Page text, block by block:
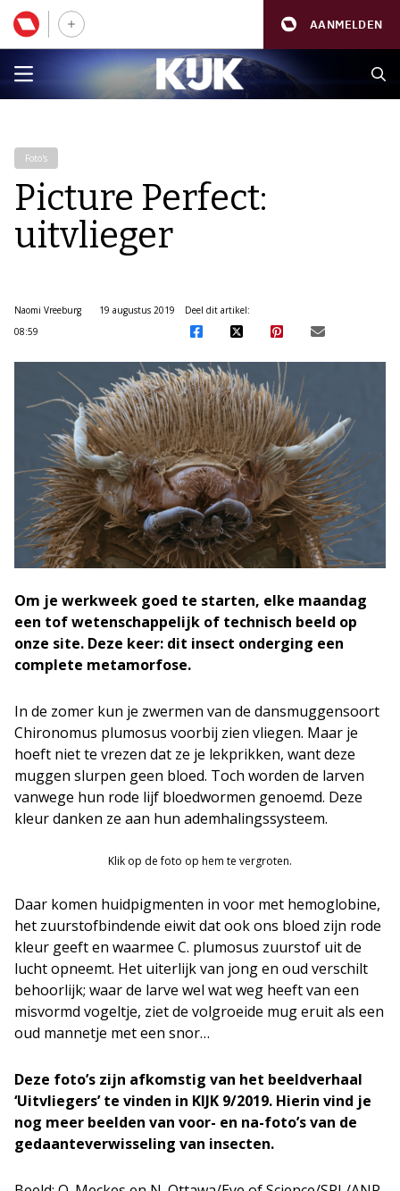
AANMELDEN
Foto's
Picture Perfect:
uitvlieger
Naomi Vreeburg
19 augustus 2019
08:59
Deel dit artikel:
Om je werkweek goed te starten, elke maandag
een tof wetenschappelijk of technisch beeld op
onze site. Deze keer: dit insect onderging een
complete metamorfose.
In de zomer kun je zwermen van de dansmuggensoort
Chironomus plumosus voorbij zien vliegen. Maar je
hoeft niet te vrezen dat ze je lekprikken, want deze
muggen slurpen geen bloed. Toch worden de larven
vanwege hun rode lijf bloedwormen genoemd. Deze
kleur danken ze aan hun ademhalingssysteem.
Klik op de foto op hem te vergroten.
Daar komen huidpigmenten in voor met hemoglobine,
het zuurstofbindende eiwit dat ook ons bloed zijn rode
kleur geeft en waarmee C. plumosus zuurstof uit de
lucht opneemt. Het uiterlijk van jong en oud verschilt
behoorlijk; waar de larve wel wat weg heeft van een
misvormd vogeltje, ziet de volgroeide mug eruit als een
oud mannetje met een snor…
Deze foto’s zijn afkomstig van het beeldverhaal
‘Uitvliegers’ te vinden in KIJK 9/2019. Hierin vind je
nog meer beelden van voor- en na-foto’s van de
gedaanteverwisseling van insecten.